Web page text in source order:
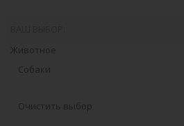
Животное
Собаки
Очистить выбор